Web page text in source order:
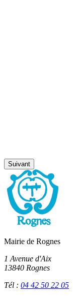
Suivant
Mairie de Rognes
1 Avenue d'Aix
13840 Rognes
Tél : 04 42 50 22 05